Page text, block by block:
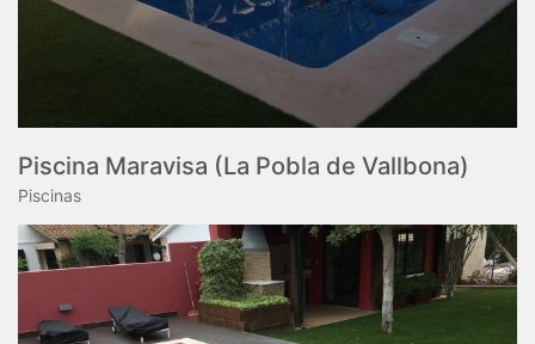
Piscina Maravisa (La Pobla de Vallbona)
Piscinas